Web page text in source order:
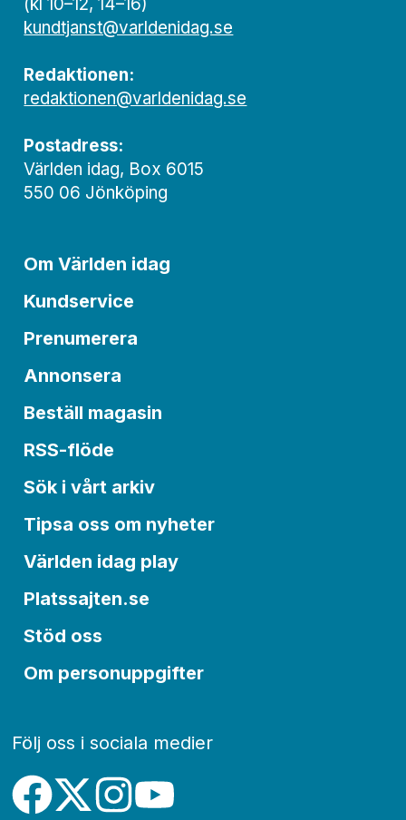
kundtjanst@varldenidag.se
Redaktionen:
redaktionen@varldenidag.se
Postadress:
Världen idag, Box 6015
550 06 Jönköping
Om Världen idag
Kundservice
Prenumerera
Annonsera
Beställ magasin
RSS-flöde
Sök i vårt arkiv
Tipsa oss om nyheter
Världen idag play
Platssajten.se
Stöd oss
Om personuppgifter
Följ oss i sociala medier